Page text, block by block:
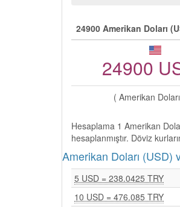
24900 Amerikan Doları
24900
( Amerikan
Hesaplama 1 Amerikan
hesaplanmıştır. Döviz
Amerikan Doları (USD)
5 USD = 238.0425 TRY
10 USD = 476.085 TRY